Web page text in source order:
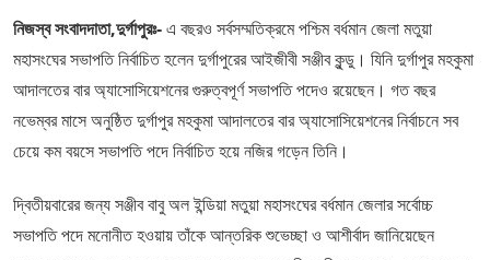
নিজস্ব সংবাদদাতা,দুর্গাপুরঃ-এ বছরও সর্বসম্মতিক্রমে পশ্চিম বর্ধমান জেলা মতুয়া
মহাসংঘের সভাপতি নির্বাচিত হলেন দুর্গাপুরের আইজীবী সঞ্জীব কুন্ডু। যিনি দুর্গাপুর মহকুমা
আদালতের বার অ্যাসোসিয়েশনের গুরুত্বপূর্ণ সভাপতি পদেও রয়েছেন। গত বছর
নভেম্বর মাসে অনুষ্ঠিত দুর্গাপুর মহকুমা আদালতের বার অ্যাসোসিয়েশনের নির্বাচনে সব
চেয়ে কম বয়সে সভাপতি পদে নির্বাচিত হয়ে নজির গড়েন তিনি।
দ্বিতীয়বারের জন্য সঞ্জীব বাবু অল ইন্ডিয়া মতুয়া মহাসংঘের বর্ধমান জেলার সর্বোচ্চ
সভাপতি পদে মনোনীত হওয়ায় তাঁকে আন্তরিক শুভেচ্ছা ও আশীর্বাদ জানিয়েছেন